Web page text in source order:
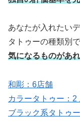
あなたが入れたい
タトゥーの種類別で
気になるものがあ
和彫：6店舗
カラータトゥー：2
ブラック系タトゥ